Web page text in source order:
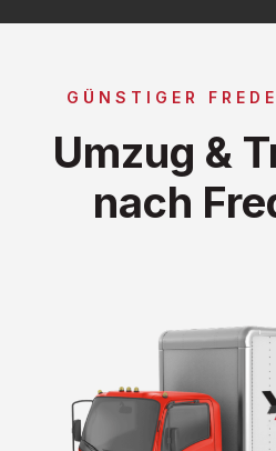
GÜNSTIGER
Umzug &
nach